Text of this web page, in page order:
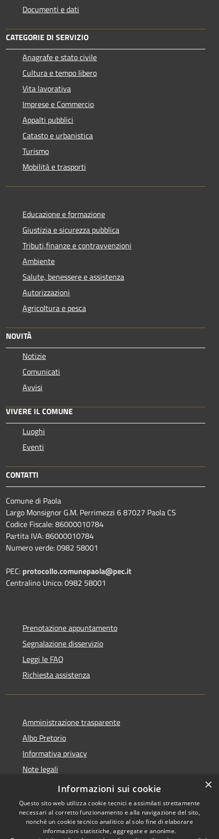
Documenti e dati
CATEGORIE DI SERVIZIO
Anagrafe e stato civile
Cultura e tempo libero
Vita lavorativa
Imprese e Commercio
Appalti pubblici
Catasto e urbanistica
Turismo
Mobilità e trasporti
Educazione e formazione
Giustizia e sicurezza pubblica
Tributi,finanze e contravvenzioni
Ambiente
Salute, benessere e assistenza
Autorizzazioni
Agricoltura e pesca
NOVITÀ
Notizie
Comunicati
Avvisi
VIVERE IL COMUNE
Luoghi
Eventi
CONTATTI
Comune di Paola
Largo Monsignor G.M. Perrimezzi 6 87027 Paola CS
Codice Fiscale: 86000010784
Partita IVA: 86000010784
Numero verde: 0982 58001
PEC: protocollo.comunepaola@pec.it
Centralino Unico: 0982 58001
Prenotazione appuntamento
Segnalazione disservizio
Leggi le FAQ
Richiesta assistenza
Amministrazione trasparente
Albo Pretorio
Informativa privacy
Note legali
Dichiarazione di accessibilità
Copyright © 2026 • Comune di
×
Informazioni sui cookie
Questo sito web utilizza cookie tecnici e assimilati strettamente
necessari al corretto funzionamento e alla navigazione del sito,
nonché un cookie tecnico analitico al solo fine di elaborare
informazioni statistiche, aggregate e anonime.